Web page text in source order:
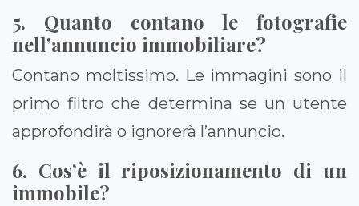
5. Quanto contano le fotografie
nell’annuncio immobiliare?
Contano moltissimo. Le immagini sono il
primo filtro che determina se un utente
approfondirà o ignorerà l’annuncio.
6. Cos’è il riposizionamento di un
immobile?